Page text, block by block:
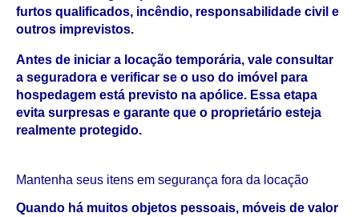
furtos qualificados, incêndio, responsabilidade civil e
outros imprevistos.
Antes de iniciar a locação temporária, vale consultar
a seguradora e verificar se o uso do imóvel para
hospedagem está previsto na apólice. Essa etapa
evita surpresas e garante que o proprietário esteja
realmente protegido.
Mantenha seus itens em segurança fora da locação
Quando há muitos objetos pessoais, móveis de valor